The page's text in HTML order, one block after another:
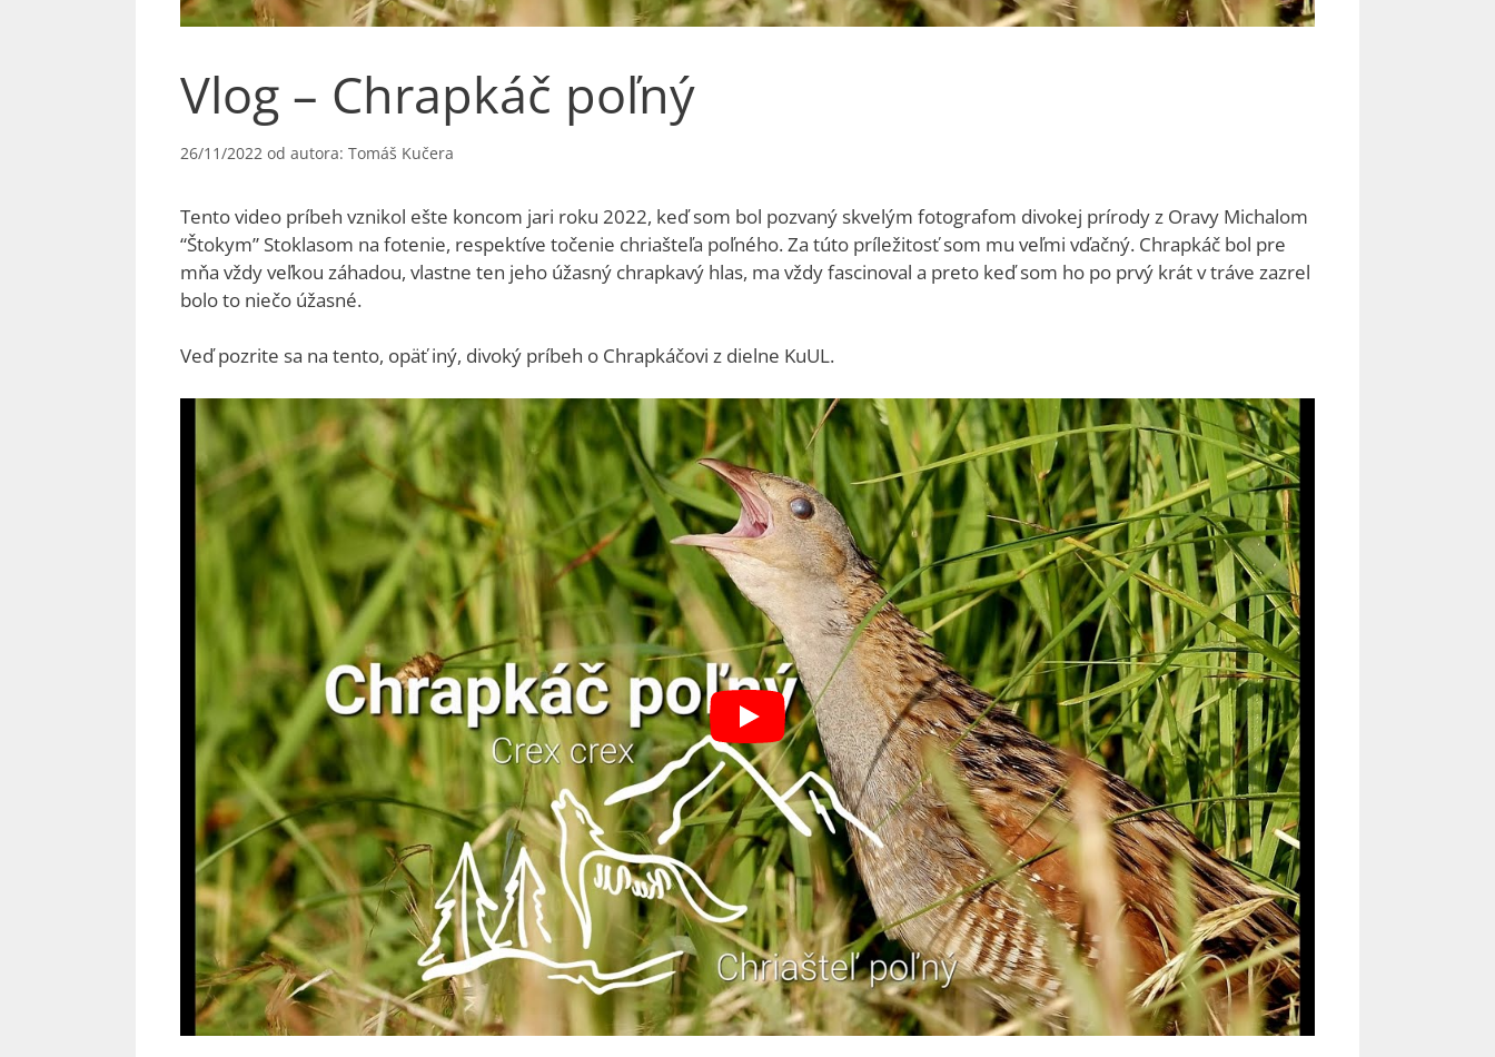
Vlog – Chrapkáč poľný
26/11/2022 od autora: Tomáš Kučera
Tento video príbeh vznikol ešte koncom jari roku 2022, keď som bol pozvaný skvelým fotografom divokej prírody z Oravy Michalom
“Štokym” Stoklasom na fotenie, respektíve točenie chriašteľa poľného. Za túto príležitosť som mu veľmi vďačný. Chrapkáč bol pre
mňa vždy veľkou záhadou, vlastne ten jeho úžasný chrapkavý hlas, ma vždy fascinoval a preto keď som ho po prvý krát v tráve zazrel
bolo to niečo úžasné.
Veď pozrite sa na tento, opäť iný, divoký príbeh o Chrapkáčovi z dielne KuUL.